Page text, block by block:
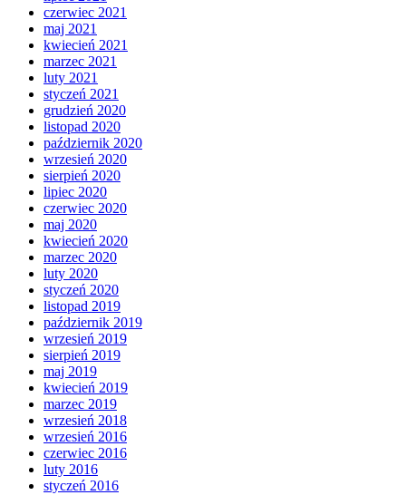
czerwiec 2021
maj 2021
kwiecień 2021
marzec 2021
luty 2021
styczeń 2021
grudzień 2020
listopad 2020
październik 2020
wrzesień 2020
sierpień 2020
lipiec 2020
czerwiec 2020
maj 2020
kwiecień 2020
marzec 2020
luty 2020
styczeń 2020
listopad 2019
październik 2019
wrzesień 2019
sierpień 2019
maj 2019
kwiecień 2019
marzec 2019
wrzesień 2018
wrzesień 2016
czerwiec 2016
luty 2016
styczeń 2016